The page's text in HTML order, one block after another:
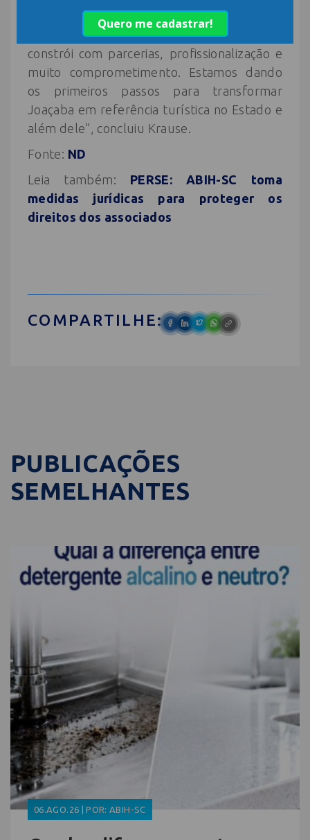
pontos de visitação do interiorcatarinense
“Este é um projeto de longo prazo, que se
constrói com parcerias, profissionalização e
muito comprometimento. Estamos dando
os primeiros passos para transformar
Joaçaba em referência turística no Estado e
além dele”, concluiu Krause.
Fonte: ND
Leia também: PERSE: ABIH-SC toma
medidas jurídicas para proteger os
direitos dos associados
COMPARTILHE:
PUBLICAÇÕES
SEMELHANTES
06.AGO.26 | POR: ABIH-SC